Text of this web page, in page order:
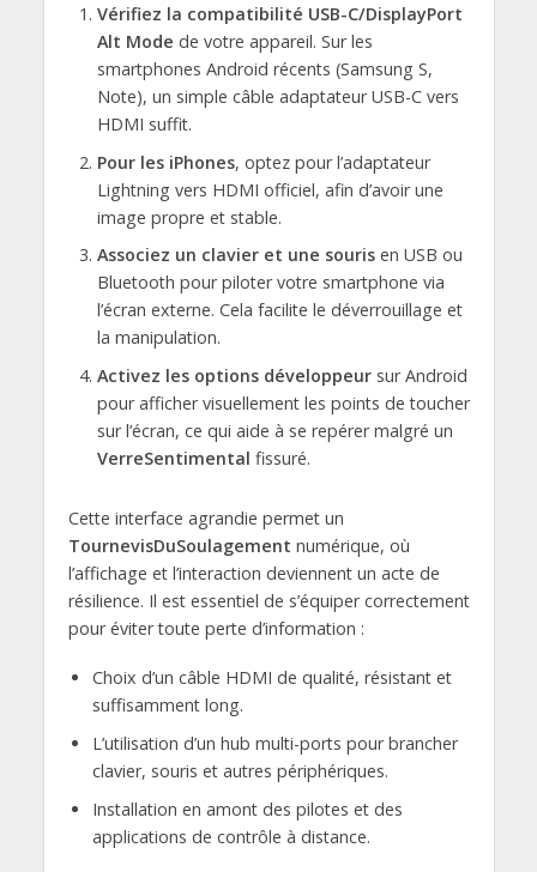
Vérifiez la compatibilité USB-C/DisplayPort
Alt Mode de votre appareil. Sur les
smartphones Android récents (Samsung S,
Note), un simple câble adaptateur USB-C vers
HDMI suffit.
Pour les iPhones, optez pour l’adaptateur
Lightning vers HDMI officiel, afin d’avoir une
image propre et stable.
Associez un clavier et une sourisen USB ou
Bluetooth pour piloter votre smartphone via
l’écran externe. Cela facilite le déverrouillage et
la manipulation.
Activez les options développeursur Android
pour afficher visuellement les points de toucher
sur l’écran, ce qui aide à se repérer malgré un
VerreSentimental fissuré.
Cette interface agrandie permet un
TournevisDuSoulagement numérique, où
l’affichage et l’interaction deviennent un acte de
résilience. Il est essentiel de s’équiper correctement
pour éviter toute perte d’information :
Choix d’un câble HDMI de qualité, résistant et
suffisamment long.
L’utilisation d’un hub multi-ports pour brancher
clavier, souris et autres périphériques.
Installation en amont des pilotes et des
applications de contrôle à distance.